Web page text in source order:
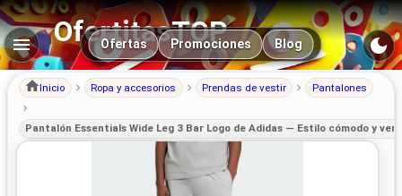
OfertitasTOP
Navegación principal
Ofertas Promociones Blog
Inicio Ropa y accesorios Prendas de vestir Pantalones
Pantalón Essentials Wide Leg 3 Bar Logo de Adidas — Estilo cómodo y